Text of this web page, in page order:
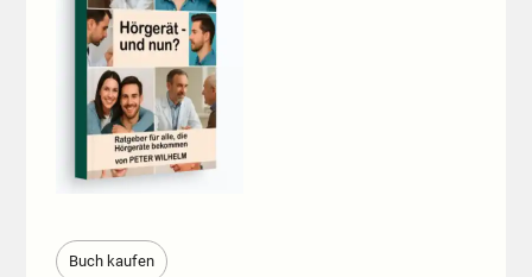
Buch kaufen